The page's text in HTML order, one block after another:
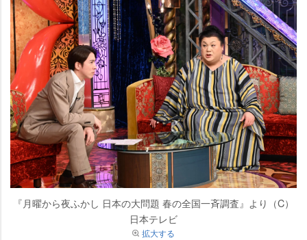
『月曜から夜ふかし 日本の大問題 春の全国一斉調査』より（C）
日本テレビ
拡大する